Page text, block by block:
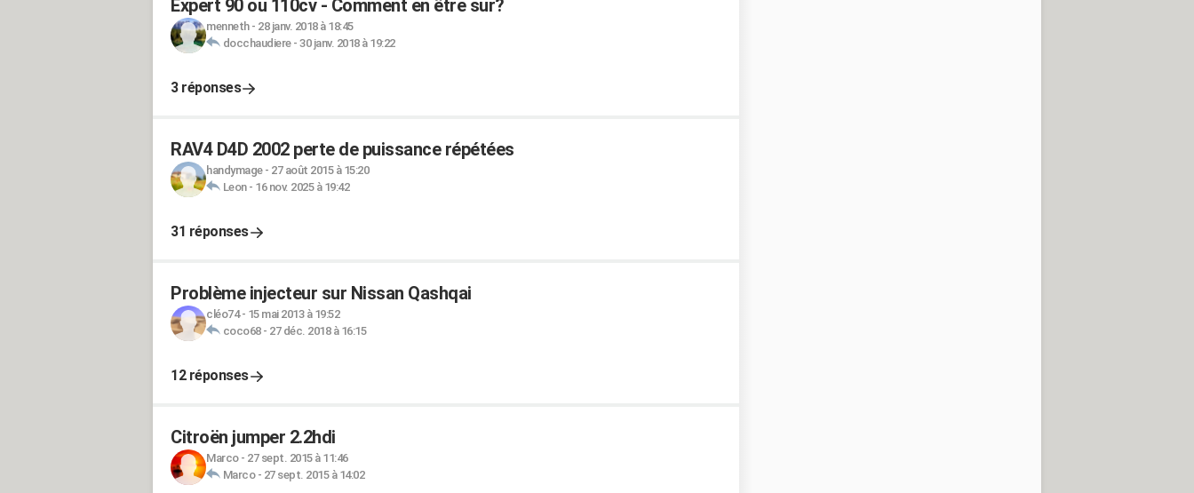
Expert 90 ou 110cv - Comment en être sur?
menneth- 28 janv. 2018 à 18:45
docchaudiere- 30 janv. 2018 à 19:22
3 réponses
RAV4 D4D 2002 perte de puissance répétées
handymage- 27 août 2015 à 15:20
Leon- 16 nov. 2025 à 19:42
31 réponses
Problème injecteur sur Nissan Qashqai
cléo74- 15 mai 2013 à 19:52
coco68- 27 déc. 2018 à 16:15
12 réponses
Citroën jumper 2.2hdi
Marco- 27 sept. 2015 à 11:46
Marco- 27 sept. 2015 à 14:02